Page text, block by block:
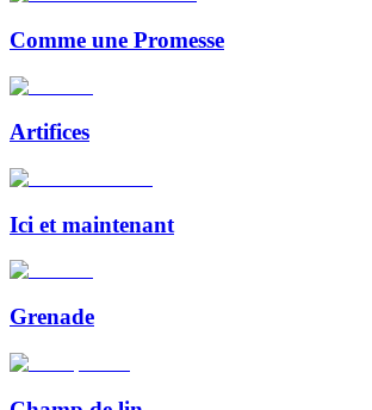
Comme une Promesse
Artifices
Ici et maintenant
Grenade